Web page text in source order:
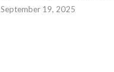
September 19, 2025